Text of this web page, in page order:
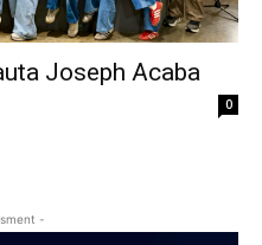
Joseph Acaba
0
-